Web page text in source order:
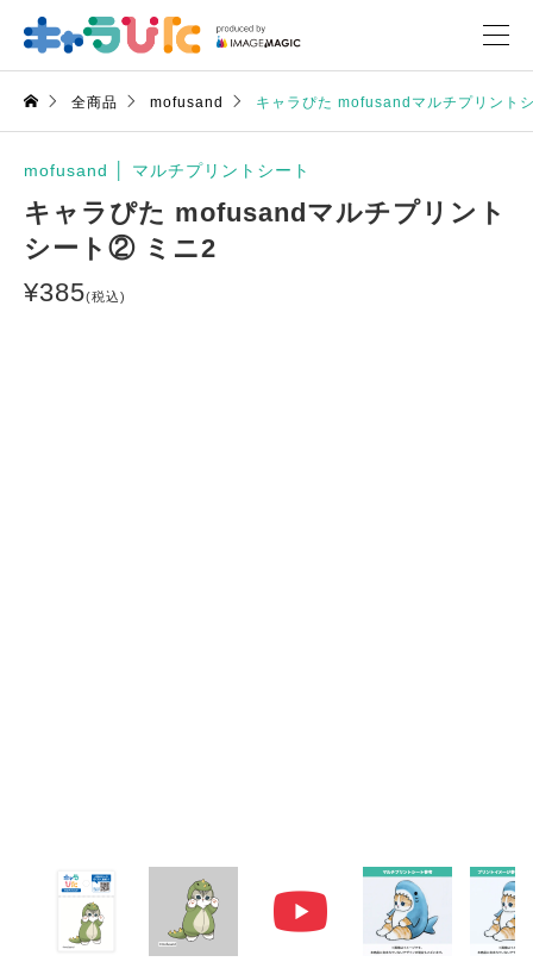
全商品 mofusand キャラぴた mofusandマルチプリント
mofusand マルチプリントシート
キャラぴた mofusandマルチプリント
シート② ミニ2
¥385(税込)